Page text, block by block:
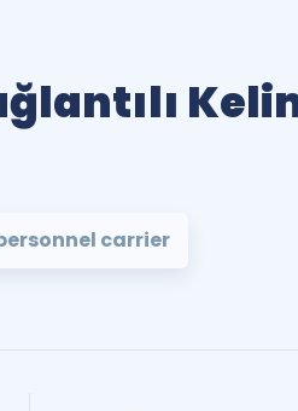
carrier